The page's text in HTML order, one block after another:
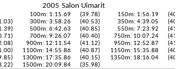
2005 Salon Uimarit
100m: 1:15.69 (39.78) 150m: 1:56.19
300m: 3:58.26 (40.53) 350m: 4:39.05
500m: 6:42.63 (40.85) 550m: 7:23.92
700m: 9:26.07 (40.40) 750m: 10:07.24
900m: 12:11.54 (41.12) 950m: 12:52.87
1100m: 14:55.86 (40.87) 1150m: 15:35.88
1300m: 17:35.86 (40.15) 1350m: 18:16.04
1500m: 20:09.84 (35.98)